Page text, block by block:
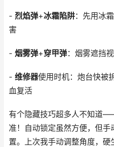
- 烈焰弹+冰霜陷阱：先用冰
害
- 烟雾弹+穿甲弹：烟雾遮挡
- 维修器使用时机：炮台快被
血复活
有个隐藏技巧超多人不知道
准！自动锁定虽然方便，但
置。上次我手动调整角度，